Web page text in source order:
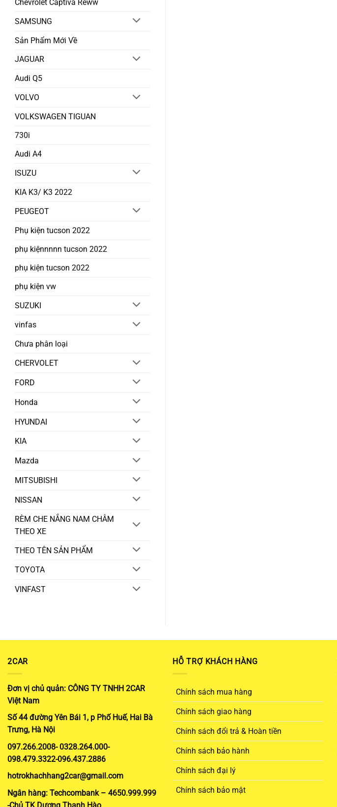
Chevrolet Captiva Reww
SAMSUNG
Sản Phẩm Mới Về
JAGUAR
Audi Q5
VOLVO
VOLKSWAGEN TIGUAN
730i
Audi A4
ISUZU
KIA K3/ K3 2022
PEUGEOT
Phụ kiện tucson 2022
phụ kiệnnnnn tucson 2022
phụ kiện tucson 2022
phụ kiện vw
SUZUKI
vinfas
Chưa phân loại
CHERVOLET
FORD
Honda
HYUNDAI
KIA
Mazda
MITSUBISHI
NISSAN
RÈM CHE NẮNG NAM CHÂM
THEO XE
THEO TÊN SẢN PHẨM
TOYOTA
VINFAST
2CAR
Đơn vị chủ quản: CÔNG TY TNHH 2CAR
Việt Nam
Số 44 đường Yên Bái 1, p Phố Huế, Hai Bà
Trưng, Hà Nội
097.266.2008- 0328.264.000-
098.479.3322-096.437.2886
hotrokhachhang2car@gmail.com
Ngân hàng: Techcombank – 4650.999.999
HỖ TRỢ KHÁCH HÀNG
Chính sách mua hàng
Chính sách giao hàng
Chính sách đổi trả & Hoàn tiền
Chính sách bảo hành
Chính sách đại lý
Chính sách bảo mật